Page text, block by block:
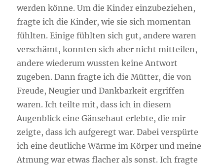
werden könne. Um die Kinder einzubeziehen,
fragte ich die Kinder, wie sie sich momentan
fühlten. Einige fühlten sich gut, andere waren
verschämt, konnten sich aber nicht mitteilen,
andere wiederum wussten keine Antwort
zugeben. Dann fragte ich die Mütter, die von
Freude, Neugier und Dankbarkeit ergriffen
waren. Ich teilte mit, dass ich in diesem
Augenblick eine Gänsehaut erlebte, die mir
zeigte, dass ich aufgeregt war. Dabei verspürte
ich eine deutliche Wärme im Körper und meine
Atmung war etwas flacher als sonst. Ich fragte